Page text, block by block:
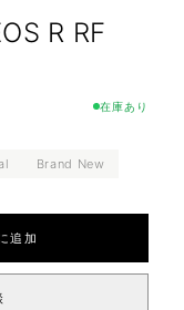
R RF
在庫あり
Brand New
追加